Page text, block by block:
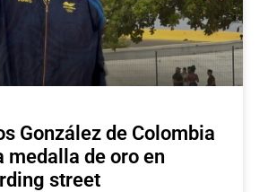
González de Colombia
medalla de oro en
street